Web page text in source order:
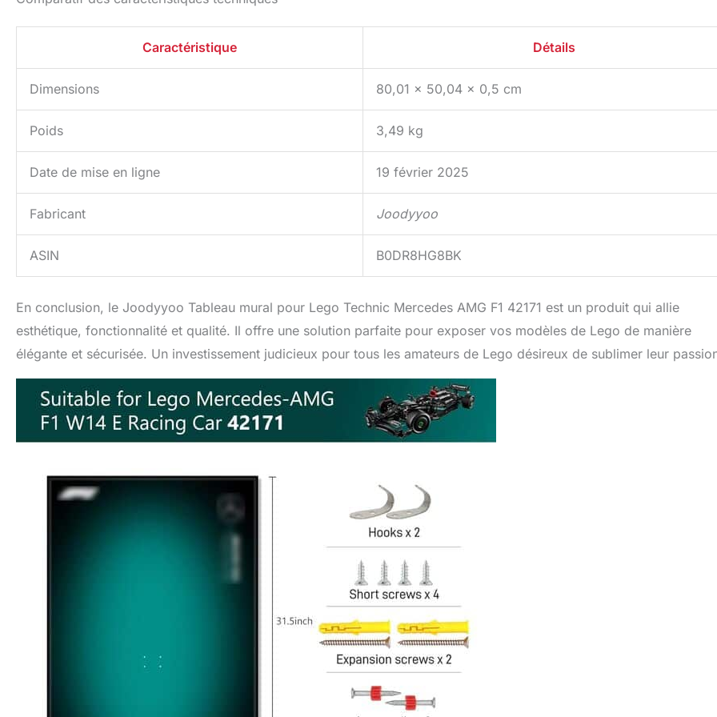
Caractéristique Détails
Dimensions 80,01 x 50,04 x 0,5 cm
Poids 3,49 kg
Date de mise en ligne 19 février 2025
Fabricant Joodyyoo
ASIN B0DR8HG8BK
En conclusion, le Joodyyoo Tableau mural pour Lego Technic Mercedes AMG F1 42171 est un produit qui allie
esthétique, fonctionnalité et qualité. Il offre une solution parfaite pour exposer vos modèles de Lego de manière
élégante et sécurisée. Un investissement judicieux pour tous les amateurs de Lego désireux de sublimer leur